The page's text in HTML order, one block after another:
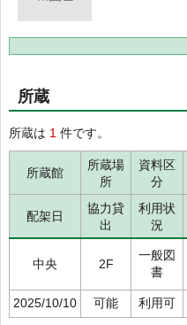
所蔵
所蔵は 1 件です。
所蔵館
所蔵場
所
資料区
分
配架日
協力貸
出
利用状
況
中央 2F
一般図
書
2025/10/10 可能 利用可